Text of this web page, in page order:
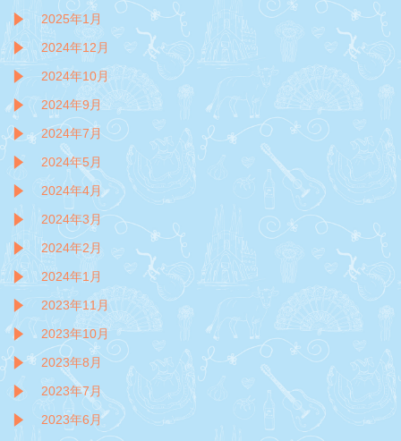
2025年1月
2024年12月
2024年10月
2024年9月
2024年7月
2024年5月
2024年4月
2024年3月
2024年2月
2024年1月
2023年11月
2023年10月
2023年8月
2023年7月
2023年6月